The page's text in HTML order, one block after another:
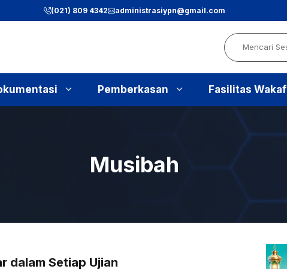
(021) 809 4342 administrasiypn@gmail.com
Search
Pemberkasan Fasilitas Wakaf
Musibah
dalam Setiap Ujian